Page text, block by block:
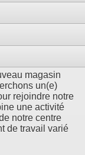
magasin
un(e)
rejoindre notre
une activité
notre centre
de travail varié